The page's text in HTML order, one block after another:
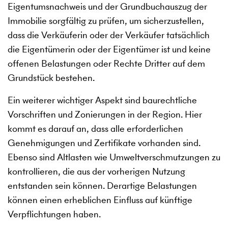
Eigentumsnachweis und der Grundbuchauszug der
Immobilie sorgfältig zu prüfen, um sicherzustellen,
dass die Verkäuferin oder der Verkäufer tatsächlich
die Eigentümerin oder der Eigentümer ist und keine
offenen Belastungen oder Rechte Dritter auf dem
Grundstück bestehen.
Ein weiterer wichtiger Aspekt sind baurechtliche
Vorschriften und Zonierungen in der Region. Hier
kommt es darauf an, dass alle erforderlichen
Genehmigungen und Zertifikate vorhanden sind.
Ebenso sind Altlasten wie Umweltverschmutzungen zu
kontrollieren, die aus der vorherigen Nutzung
entstanden sein können. Derartige Belastungen
können einen erheblichen Einfluss auf künftige
Verpflichtungen haben.